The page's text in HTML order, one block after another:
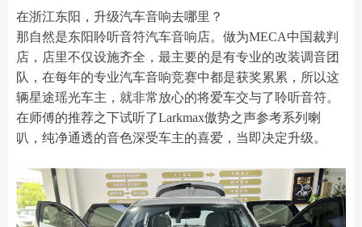
在浙江东阳，升级汽车音响去哪里？
那自然是东阳聆听音符汽车音响店。做为MECA中国裁判
店，店里不仅设施齐全，最主要的是有专业的改装调音团
队，在每年的专业汽车音响竞赛中都是获奖累累，所以这
辆星途瑶光车主，就非常放心的将爱车交与了聆听音符。
在师傅的推荐之下试听了Larkmax傲势之声参考系列喇
叭，纯净通透的音色深受车主的喜爱，当即决定升级。